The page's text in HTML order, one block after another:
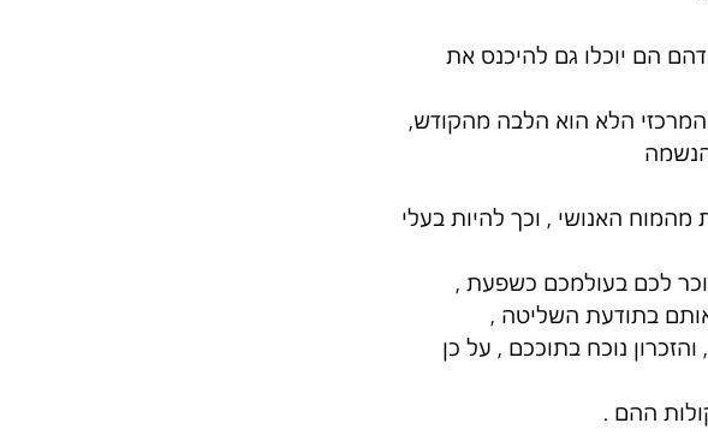
הם יוכלו גם להיכנס את
הלא הוא הלבה מהקודש,
האנושי , וכך להיות בעלי
לכם בעולמכם כשפעת ,
בתודעת השליטה ,
נוכח בתוככם , על כן
ההם .